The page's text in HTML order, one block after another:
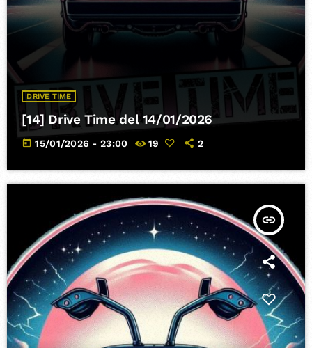
DRIVE TIME
[14] Drive Time del 14/01/2026
today 15/01/2026 - 23:00 19 2
insert_link